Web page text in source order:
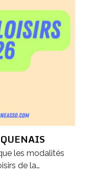
les modalités
de la…